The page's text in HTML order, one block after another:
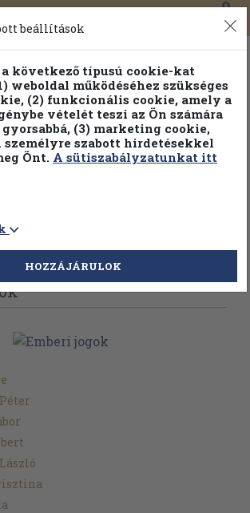
0
mint 1.000.000 kiadványunk közül
100% kedvezménnyel!
oldalra Válasszon példányt
beállítások
következő típusú cookie-kat
weboldal működéséhez szükséges
(2) funkcionális cookie, amely a
vételét teszi az Ön számára
(3) marketing cookie,
személyre szabott hirdetésekkel
Önt. A sütiszabályzatunkat itt
HOZZÁJÁRULOK